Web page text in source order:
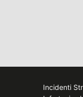
Incidenti